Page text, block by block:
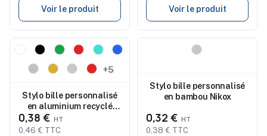
Voir le produit Voir le produit
Nouveau
+5
Stylo bille personnalisé
en aluminium recyclé
DANA
0,38 €
0,46 € TTC
Stylo bille personnalisé
en bambou Nikox
0,32 €
0,38 € TTC